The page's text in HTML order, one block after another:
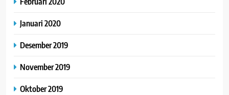
Januari 2020
Desember 2019
November 2019
Oktober 2019